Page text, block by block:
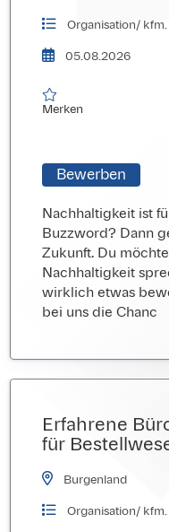
Organisation/
05.08.2026
Merken
Merken
Bewerben
Nachhaltigkeit ist
Buzzword? Dann
Zukunft. Du
Nachhaltigkeit
wirklich etwas
bei uns die Chanc
Erfahrene
für
Burgenland
Organisation/